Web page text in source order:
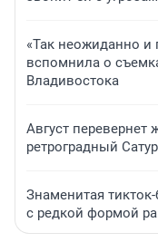
«Так неожиданно и
вспомнила о
Владивостока
Август перевернет
ретроградный
Знаменитая
с редкой формой